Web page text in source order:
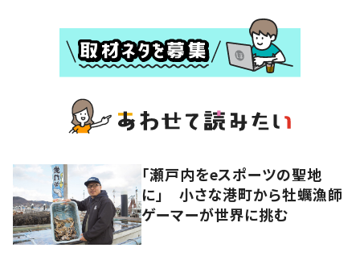
「瀬戸内をeスポーツの聖地
に」 小さな港町から牡蠣漁師
ゲーマーが世界に挑む